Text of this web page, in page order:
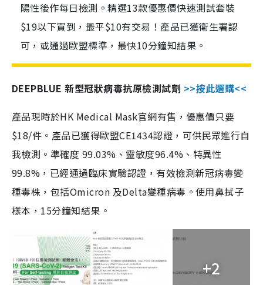
陽性後作每日檢測。精選13款優惠價快速測試套裝
$19以下買到，最平$10有交易！產品已獲衛生署認
可，或通過歐盟標準，最快10分鐘知結果。
DEEPBLUE 新型冠狀病毒抗原檢測試劑 >>按此選購<<
產品現時於HK Medical Mask官網有售，優惠價只要
$18/件。產品已獲得歐盟CE1434認證，可供民眾進行自
我檢測。準確度 99.03%、靈敏度96.4%、特異性
99.8%，已經通過臨床實驗認證，有效檢測新冠病毒變
種毒株，包括Omicron 及Delta變種病毒。使用鼻拭子
樣本，15分鐘知結果。
+2